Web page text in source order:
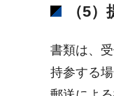
（5
書類は、
持参する